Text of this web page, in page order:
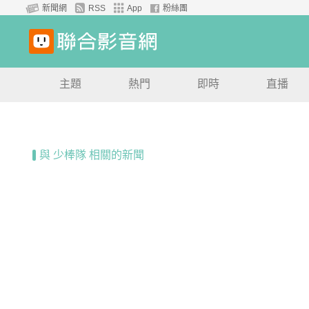
新聞網 RSS App 粉絲團
主題 熱門 即時 直播
與 少棒隊 相關的新聞